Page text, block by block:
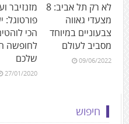
לא רק תל אביב: 8
מצעדי גאווה
צבעוניים במיוחד
מסביב לעולם
09/06/2022
מזנזיבר
פורטוגל:
הכי
לחופשה
שלכם
27/01/2020
חיפוש